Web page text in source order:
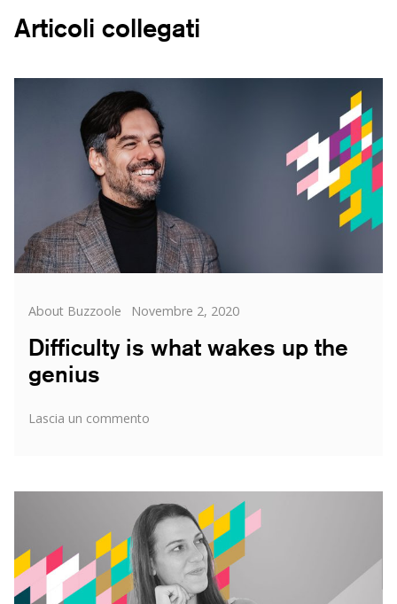
Articoli collegati
Categorie
About Buzzoole
Posted
Novembre 2, 2020
Difficulty is what wakes up the
genius
Lascia un commento
wakes
up
the
genius